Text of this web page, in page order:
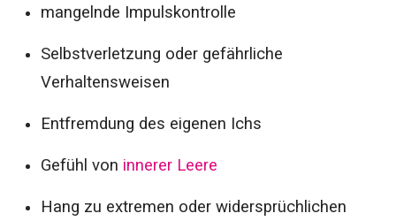
mangelnde Impulskontrolle
Selbstverletzung oder gefährliche
Verhaltensweisen
Entfremdung des eigenen Ichs
Gefühl von innerer Leere
Hang zu extremen oder widersprüchlichen